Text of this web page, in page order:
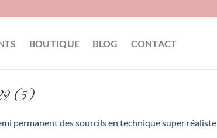
BOUTIQUE BLOG CONTACT
(5)
permanent des sourcils en technique super réaliste